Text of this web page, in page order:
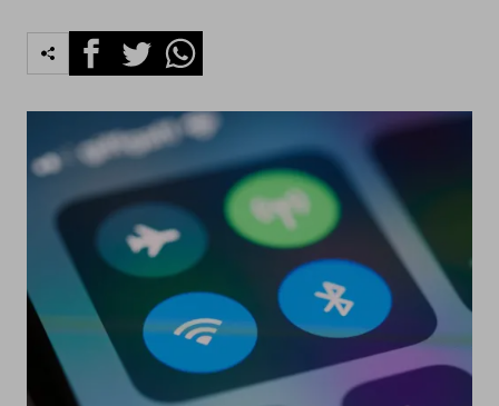
FacebookTwitterWhatsapp